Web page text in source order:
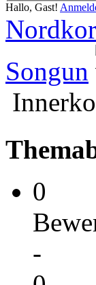
Hallo, Gast!
Songun
0
-